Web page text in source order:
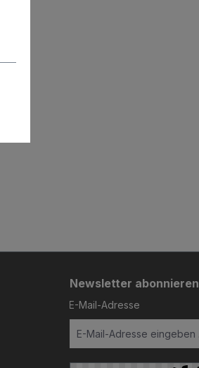
Newsletter abonnieren
E-Mail-Adresse